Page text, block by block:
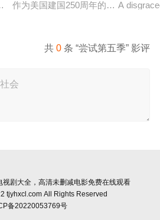
正地监禁，她的丈夫和6岁的女儿在
作为美国建国250周年的献礼，该剧
A
共0 条 “尝试第五季” 影评
视剧大全，高清未删减电影免费在线观看
tjyhxcl.com All Rights Reserved
备20220053769号